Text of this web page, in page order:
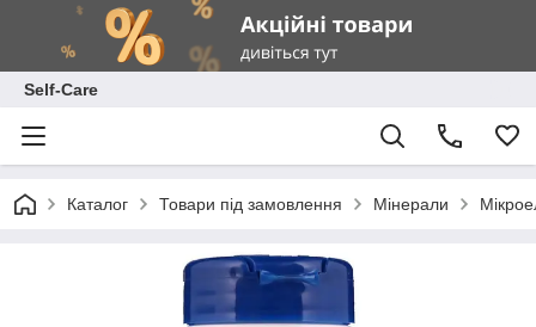
Self-Care
Каталог Товари під замовлення Мінерали